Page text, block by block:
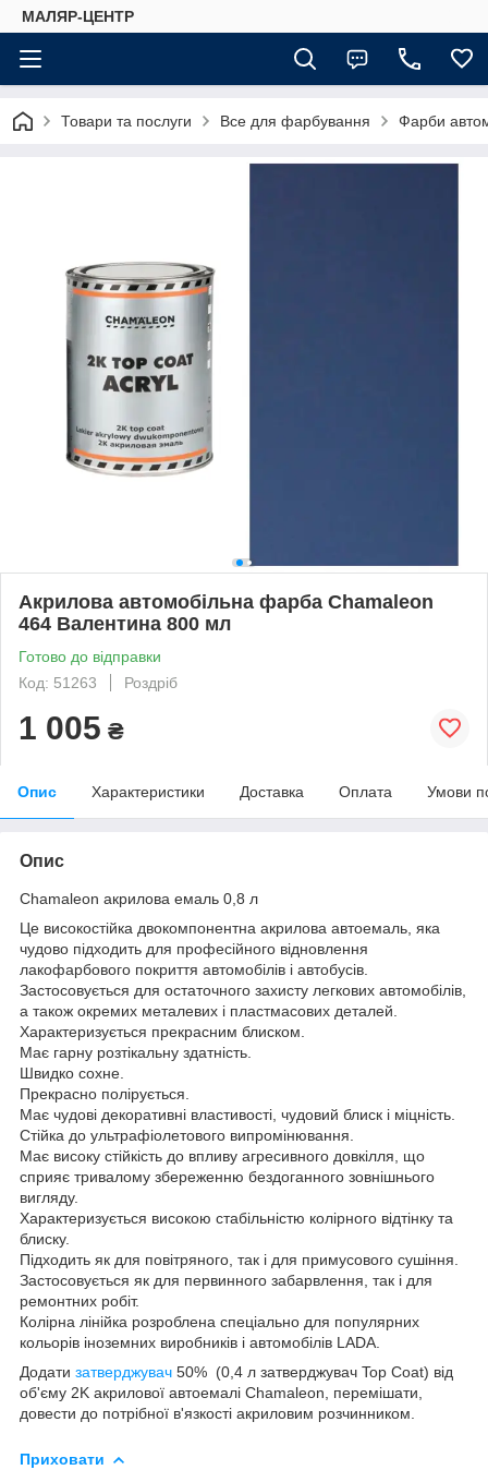
МАЛЯР-ЦЕНТР
Товари та послуги Все для фарбування Фарби
Акрилова автомобільна фарба Chamaleon
464 Валентина 800 мл
Готово до відправки
Код: 51263
Роздріб
1 005 ₴
Опис Характеристики Доставка Оплата Умови
Опис
Chamaleon акрилова емаль 0,8 л
Це високостійка двокомпонентна акрилова автоемаль, яка
чудово підходить для професійного відновлення
лакофарбового покриття автомобілів і автобусів.
Застосовується для остаточного захисту легкових автомобілів,
а також окремих металевих і пластмасових деталей.
Характеризується прекрасним блиском.
Має гарну розтікальну здатність.
Швидко сохне.
Прекрасно полірується.
Має чудові декоративні властивості, чудовий блиск і міцність.
Стійка до ультрафіолетового випромінювання.
Має високу стійкість до впливу агресивного довкілля, що
сприяє тривалому збереженню бездоганного зовнішнього
вигляду.
Характеризується високою стабільністю колірного відтінку та
блиску.
Підходить як для повітряного, так і для примусового сушіння.
Застосовується як для первинного забарвлення, так і для
ремонтних робіт.
Колірна лінійка розроблена спеціально для популярних
кольорів іноземних виробників і автомобілів LADA.
Додати затверджувач 50% (0,4 л затверджувач Top Coat) від
об'єму 2K акрилової автоемалі Chamaleon, перемішати,
довести до потрібної в'язкості акриловим розчинником.
Приховати